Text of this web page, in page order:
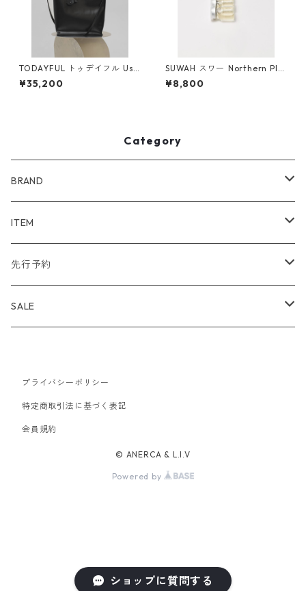
ショップに質問する
TODAYFUL トゥデイフル Use
ful Leather Bag (L) 1262104
1 BLK
¥35,200
SUWAH スワー ️Northern Pla
cen Essence( Pure / Level 1
)
¥8,800
Category
BRAND
WIND AND SEA
アウター
トップス
バッグ
NAISSANCE
アウター
ボトムス
bal
トップス
ボトムス
アウター
トップス
MAISON EUREKA
アウター
SON OF THE CHEESE
ITEM
アウター
トップス
ワンピース
バッグ
先行予約
TODAYFUL 2020 SUMMER
Uhr 2025 Autumn / Winter
Uhr 2025 SPRING / SUMMER
SALE
20%
30%
プライバシーポリシー
特定商取引法に基づく表記
会員規約
© ANERCA & L.I.V
Powered by